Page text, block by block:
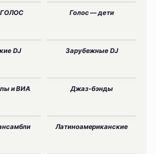
ГОЛОС Голос — дети
DJ Зарубежные DJ
и ВИА Джаз-бэнды
Латиноамериканские